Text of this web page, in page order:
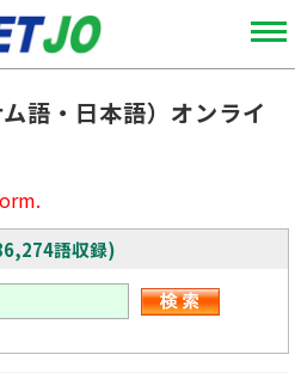
語・日本語）オンライ
語収録)